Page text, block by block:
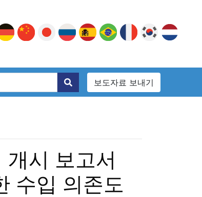
보도자료 보내기
시 보고서
수입 의존도